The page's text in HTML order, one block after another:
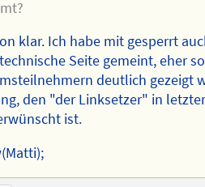
klar. Ich habe mit gesperrt
Seite gemeint, eher
deutlich gezeigt
den "der Linksetzer" in
ist.